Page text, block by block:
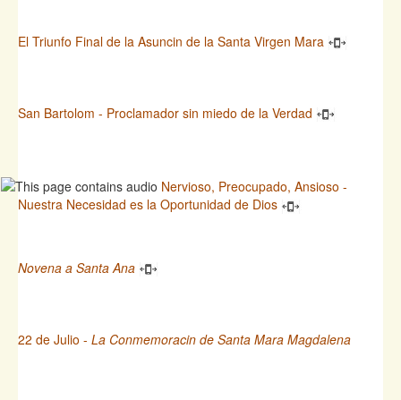
El Triunfo Final de la Asuncin de la Santa Virgen Mara
San Bartolom - Proclamador sin miedo de la Verdad
Nervioso, Preocupado, Ansioso -
Nuestra Necesidad es la Oportunidad de Dios
Novena a Santa Ana
22 de Julio - La Conmemoracin de Santa Mara Magdalena